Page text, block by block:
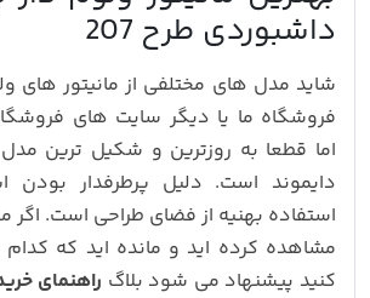
داشبوردی طرح 207
فروشگاه ما یا دیگر سایت های
اما قطعا به روزترین و شکیل ترین
دایموند است. دلیل پرطرفدار بودن
استفاده بهنیه از فضای طراحی است. اگر
مشاهده کرده اید و مانده اید که کدام
کنید پیشنهاد می شود بلاگ